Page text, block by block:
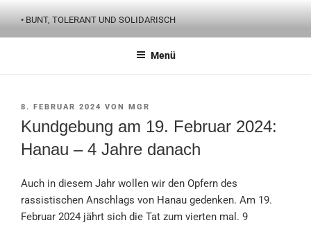
Inhalt
springen
• BUNT, TOLERANT UND SOLIDARISCH
Menü
VERÖFFENTLICHT
8. FEBRUAR 2024 VON MGR
Kundgebung am 19. Februar 2024:
Hanau – 4 Jahre danach
Auch in diesem Jahr wollen wir den Opfern des
rassistischen Anschlags von Hanau gedenken. Am 19.
Februar 2024 jährt sich die Tat zum vierten mal. 9